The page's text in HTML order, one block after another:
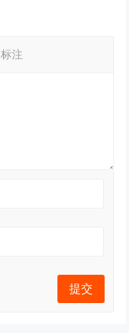
标注